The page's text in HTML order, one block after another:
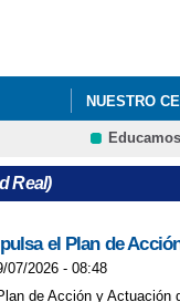
NUESTRO
LAS
Real)
el Plan de
07/2026 - 08:48
de Acción y